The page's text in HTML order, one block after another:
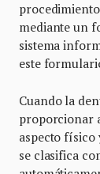
mediante un
sistema
este
Cuando la
proporcionar
aspecto físico
se clasifica